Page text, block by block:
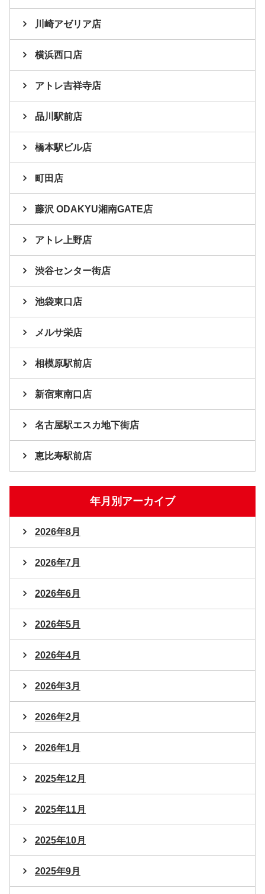
川崎アゼリア店
横浜西口店
アトレ吉祥寺店
品川駅前店
橋本駅ビル店
町田店
藤沢 ODAKYU湘南GATE店
アトレ上野店
渋谷センター街店
池袋東口店
メルサ栄店
相模原駅前店
新宿東南口店
名古屋駅エスカ地下街店
恵比寿駅前店
年月別アーカイブ
2026年8月
2026年7月
2026年6月
2026年5月
2026年4月
2026年3月
2026年2月
2026年1月
2025年12月
2025年11月
2025年10月
2025年9月